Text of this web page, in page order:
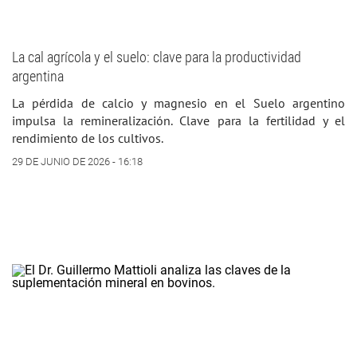
La cal agrícola y el suelo: clave para la productividad
argentina
La pérdida de calcio y magnesio en el Suelo argentino
impulsa la remineralización. Clave para la fertilidad y el
rendimiento de los cultivos.
29 DE JUNIO DE 2026 - 16:18